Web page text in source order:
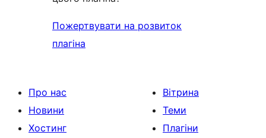
Пожертвувати на розвиток
плагіна
Про нас
Новини
Хостинг
Вітрина
Теми
Плагіни